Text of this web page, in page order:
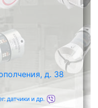
д. 38
датчики и др.